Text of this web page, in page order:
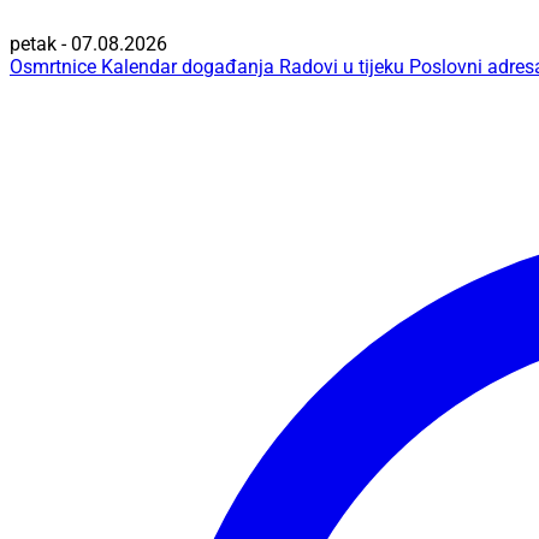
petak - 07.08.2026
Osmrtnice Kalendar događanja Radovi u tijeku Poslovni